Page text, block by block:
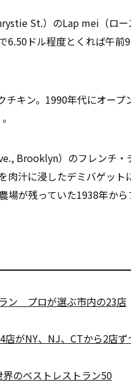
St.）のLap mei（ロ
6.50ドル程度とくれば午前
チキン。1990年代にオー
Brooklyn）のフレンチ・
肉汁に浸したデミバゲッ
が残っていた1938年から
ン プロが選ぶ市内の23店
がNY、NJ、CTから2店ず
のベストレストラン50